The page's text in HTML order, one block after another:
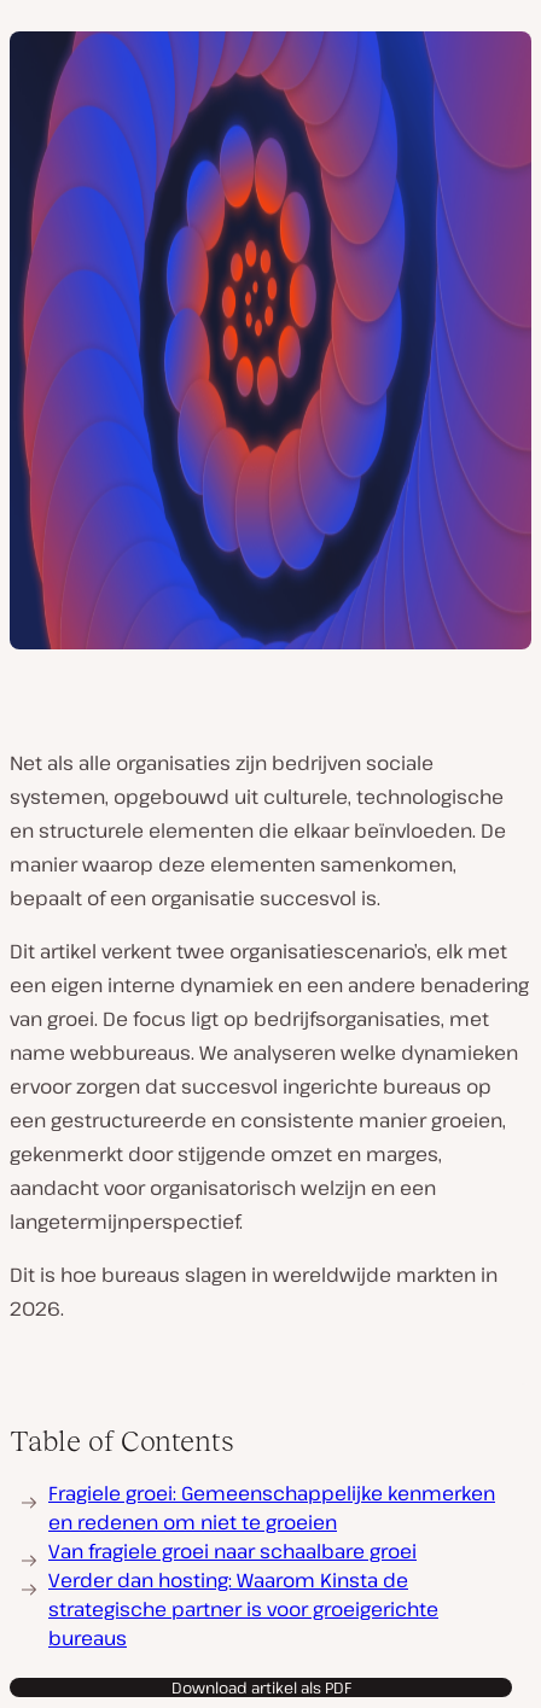
Net als alle organisaties zijn bedrijven sociale
systemen, opgebouwd uit culturele, technologische
en structurele elementen die elkaar beïnvloeden. De
manier waarop deze elementen samenkomen,
bepaalt of een organisatie succesvol is.
Dit artikel verkent twee organisatiescenario’s, elk met
een eigen interne dynamiek en een andere benadering
van groei. De focus ligt op bedrijfsorganisaties, met
name webbureaus. We analyseren welke dynamieken
ervoor zorgen dat succesvol ingerichte bureaus op
een gestructureerde en consistente manier groeien,
gekenmerkt door stijgende omzet en marges,
aandacht voor organisatorisch welzijn en een
langetermijnperspectief.
Dit is hoe bureaus slagen in wereldwijde markten in
2026.
Table of Contents
Fragiele groei: Gemeenschappelijke kenmerken
en redenen om niet te groeien
Van fragiele groei naar schaalbare groei
Verder dan hosting: Waarom Kinsta de
strategische partner is voor groeigerichte
bureaus
Download artikel als PDF